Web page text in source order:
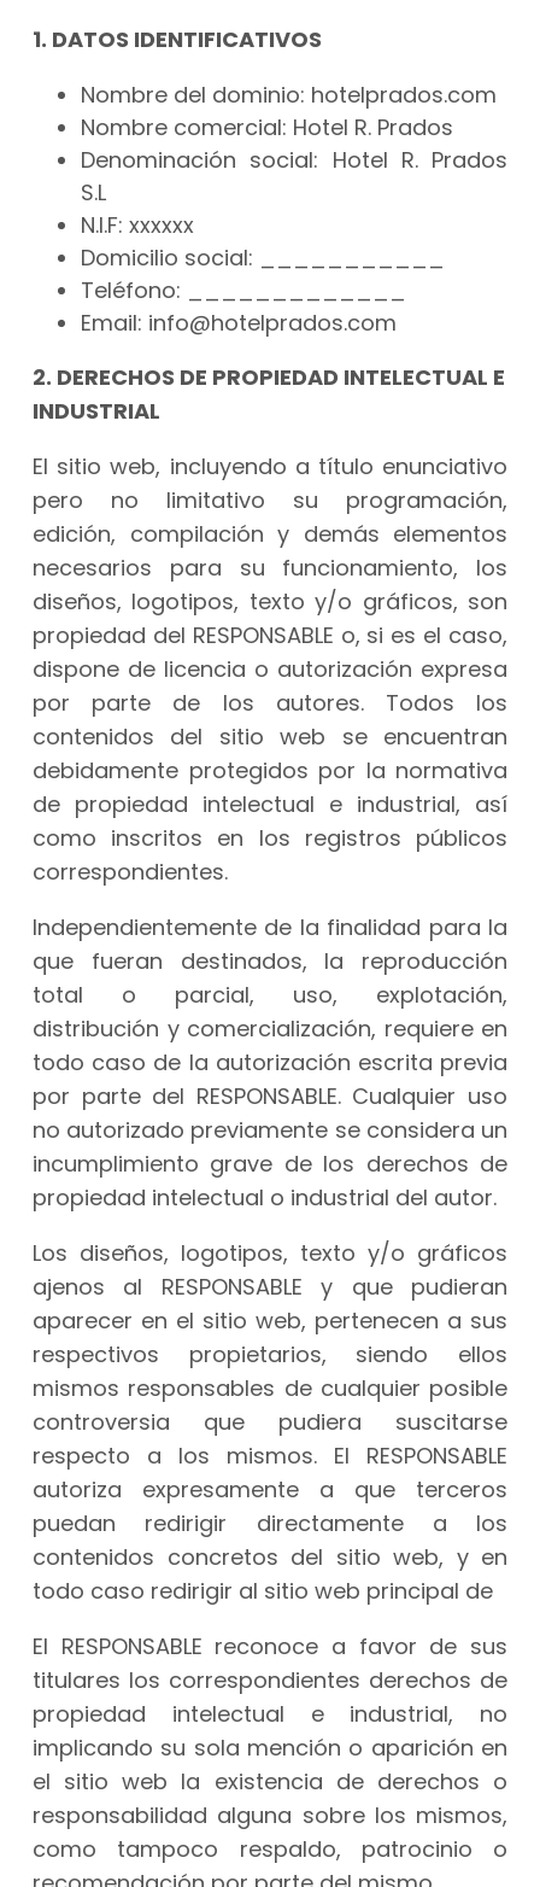
1. DATOS IDENTIFICATIVOS
Nombre del dominio: hotelprados.com
Nombre comercial: Hotel R. Prados
Denominación social: Hotel R. Prados
S.L
N.I.F: xxxxxx
Domicilio social: ___________
Teléfono: _____________
Email: info@hotelprados.com
2. DERECHOS DE PROPIEDAD INTELECTUAL E
INDUSTRIAL
El sitio web, incluyendo a título enunciativo
pero no limitativo su programación,
edición, compilación y demás elementos
necesarios para su funcionamiento, los
diseños, logotipos, texto y/o gráficos, son
propiedad del RESPONSABLE o, si es el caso,
dispone de licencia o autorización expresa
por parte de los autores. Todos los
contenidos del sitio web se encuentran
debidamente protegidos por la normativa
de propiedad intelectual e industrial, así
como inscritos en los registros públicos
correspondientes.
Independientemente de la finalidad para la
que fueran destinados, la reproducción
total o parcial, uso, explotación,
distribución y comercialización, requiere en
todo caso de la autorización escrita previa
por parte del RESPONSABLE. Cualquier uso
no autorizado previamente se considera un
incumplimiento grave de los derechos de
propiedad intelectual o industrial del autor.
Los diseños, logotipos, texto y/o gráficos
ajenos al RESPONSABLE y que pudieran
aparecer en el sitio web, pertenecen a sus
respectivos propietarios, siendo ellos
mismos responsables de cualquier posible
controversia que pudiera suscitarse
respecto a los mismos. El RESPONSABLE
autoriza expresamente a que terceros
puedan redirigir directamente a los
contenidos concretos del sitio web, y en
todo caso redirigir al sitio web principal de
El RESPONSABLE reconoce a favor de sus
titulares los correspondientes derechos de
propiedad intelectual e industrial, no
implicando su sola mención o aparición en
el sitio web la existencia de derechos o
responsabilidad alguna sobre los mismos,
como tampoco respaldo, patrocinio o